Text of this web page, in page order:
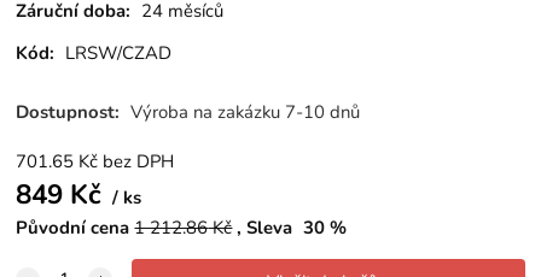
Záruční doba: 24 měsíců
Kód: LRSW/CZAD
Dostupnost: Výroba na zakázku 7-10 dnů
701.65 Kč bez DPH
849 Kč
ks
Původní cena 1 212.86Kč Sleva 30 %